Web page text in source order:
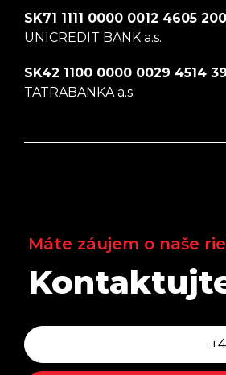
SK71 1111 0000 0012 4605
UNICREDIT BANK a.s.
SK42 1100 0000 0029 4514
TATRABANKA a.s.
Máte záujem o naše